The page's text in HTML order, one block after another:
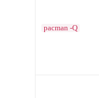
pacman -Q